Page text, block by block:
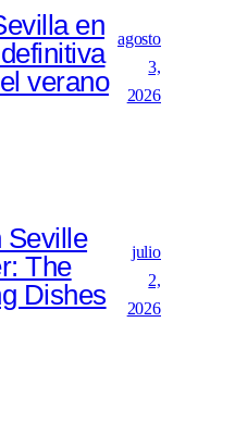
en
verano
agosto
3,
2026
Seville
The
Dishes
julio
2,
2026